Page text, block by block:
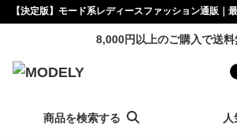
【決定版】モード系レディースファッション通販｜
8,000円以上のご購入で送料
商品を検索する